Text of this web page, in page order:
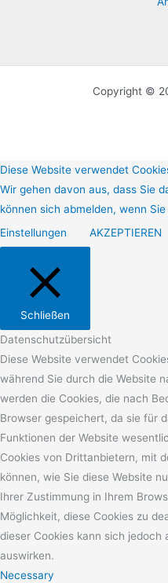
Copyright ©
Diese Website verwendet
Wir gehen davon aus, dass Sie
können sich abmelden, wenn
Einstellungen
AKZEPTIEREN
Schließen
Datenschutzübersicht
Diese Website verwendet
während Sie durch die Website
werden die Cookies, die nach
Browser gespeichert, da sie für
Funktionen der Website
Cookies von Drittanbietern, mit
können, wie Sie diese Website
Ihrer Zustimmung in Ihrem
Möglichkeit, diese Cookies zu
dieser Cookies kann sich jedoch
auswirken.
Necessary